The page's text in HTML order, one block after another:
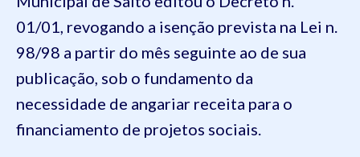
01/01, revogando a isenção prevista na Lei n.
98/98 a partir do mês seguinte ao de sua
publicação, sob o fundamento da
necessidade de angariar receita para o
financiamento de projetos sociais.